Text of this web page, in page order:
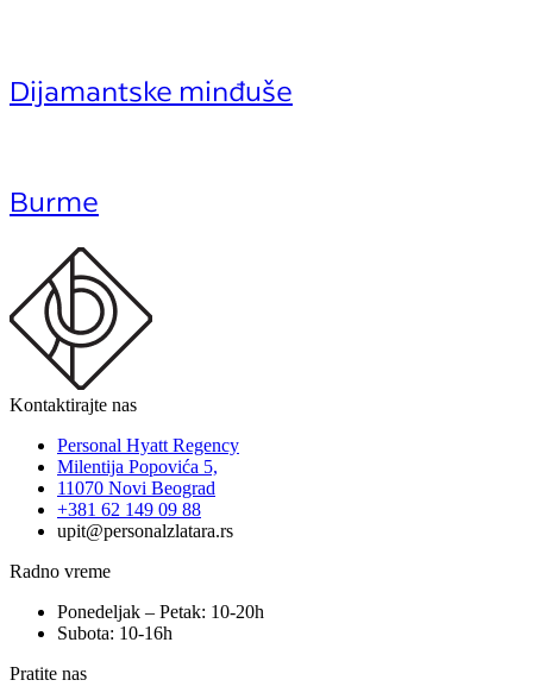
Dijamantske minđuše
Burme
Kontaktirajte nas
Personal Hyatt Regency
Milentija Popovića 5,
11070 Novi Beograd
+381 62 149 09 88
upit@personalzlatara.rs
Radno vreme
Ponedeljak – Petak: 10-20h
Subota: 10-16h
Pratite nas